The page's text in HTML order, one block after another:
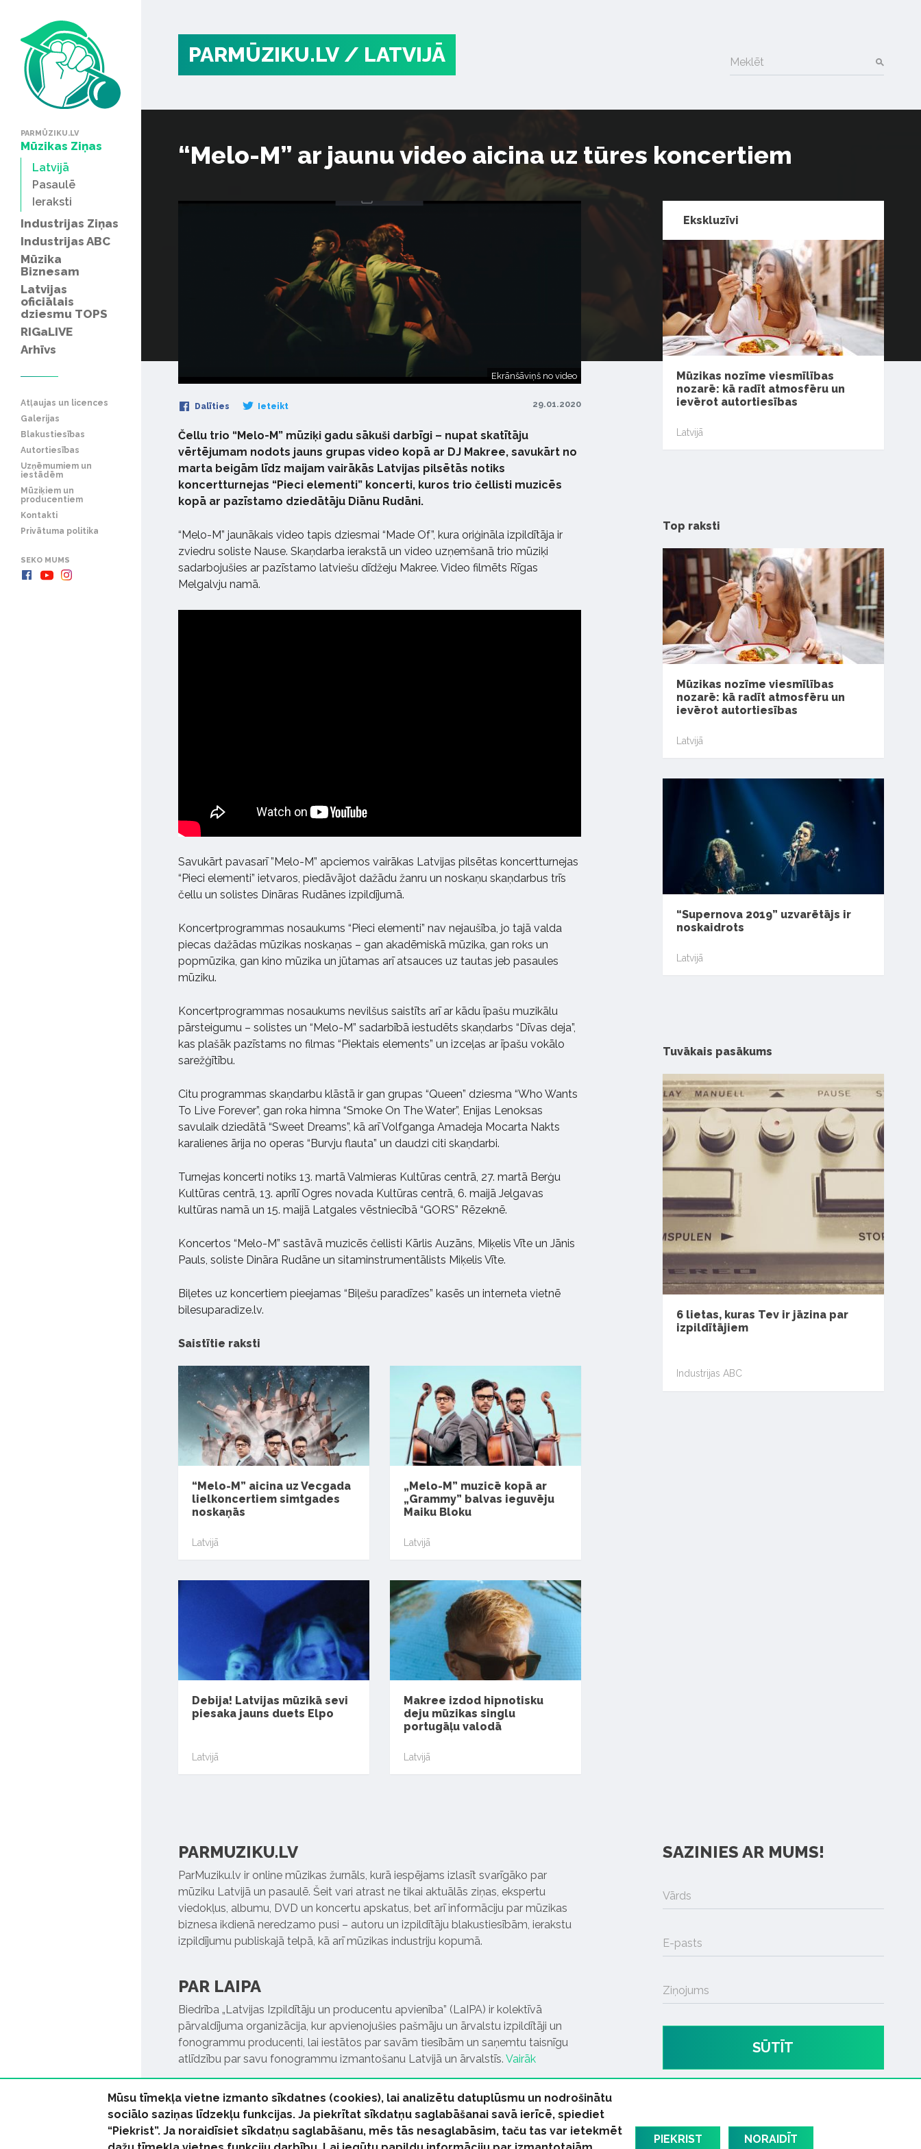
PARMŪZIKU.LV
Mūzikas Ziņas
Latvijā
Pasaulē
Ieraksti
Industrijas Ziņas
Industrijas ABC
Mūzika
Biznesam
Latvijas
oficiālais
dziesmu TOPS
RIGaLIVE
Arhīvs
Atļaujas un licences
Galerijas
Blakustiesības
Autortiesības
Uzņēmumiem un
iestādēm
Mūziķiem un
producentiem
Kontakti
Privātuma politika
SEKO MUMS
PARMŪZIKU.LV / LATVIJĀ Meklēt
“Melo-M” ar jaunu video aicina uz tūres koncertiem
Ekrānšāviņš no video
Dalīties Ieteikt 29.01.2020
Čellu trio “Melo-M” mūziķi gadu sākuši darbīgi – nupat skatītāju
vērtējumam nodots jauns grupas video kopā ar DJ Makree, savukārt no
marta beigām līdz maijam vairākās Latvijas pilsētās notiks
koncertturnejas “Pieci elementi” koncerti, kuros trio čellisti muzicēs
kopā ar pazīstamo dziedātāju Diānu Rudāni.
“Melo-M” jaunākais video tapis dziesmai “Made Of”, kura oriģināla izpildītāja ir
zviedru soliste Nause. Skaņdarba ierakstā un video uzņemšanā trio mūziķi
sadarbojušies ar pazīstamo latviešu dīdžeju Makree. Video filmēts Rīgas
Melgalvju namā.
Savukārt pavasarī ”Melo-M” apciemos vairākas Latvijas pilsētas koncertturnejas
“Pieci elementi” ietvaros, piedāvājot dažādu žanru un noskaņu skaņdarbus trīs
čellu un solistes Dināras Rudānes izpildījumā.
Koncertprogrammas nosaukums “Pieci elementi” nav nejaušība, jo tajā valda
piecas dažādas mūzikas noskaņas – gan akadēmiskā mūzika, gan roks un
popmūzika, gan kino mūzika un jūtamas arī atsauces uz tautas jeb pasaules
mūziku.
Koncertprogrammas nosaukums nevilšus saistīts arī ar kādu īpašu muzikālu
pārsteigumu – solistes un “Melo-M” sadarbībā iestudēts skaņdarbs “Dīvas deja”,
kas plašāk pazīstams no filmas “Piektais elements” un izceļas ar īpašu vokālo
sarežģītību.
Citu programmas skaņdarbu klāstā ir gan grupas “Queen” dziesma “Who Wants
To Live Forever”, gan roka himna “Smoke On The Water”, Enijas Lenoksas
savulaik dziedātā “Sweet Dreams”, kā arī Volfganga Amadeja Mocarta Nakts
karalienes ārija no operas “Burvju flauta” un daudzi citi skaņdarbi.
Turnejas koncerti notiks 13. martā Valmieras Kultūras centrā, 27. martā Berģu
Kultūras centrā, 13. aprīlī Ogres novada Kultūras centrā, 6. maijā Jelgavas
kultūras namā un 15. maijā Latgales vēstniecībā “GORS” Rēzeknē.
Koncertos “Melo-M” sastāvā muzicēs čellisti Kārlis Auzāns, Miķelis Vīte un Jānis
Pauls, soliste Dināra Rudāne un sitaminstrumentālists Miķelis Vīte.
Biļetes uz koncertiem pieejamas “Biļešu paradīzes” kasēs un interneta vietnē
bilesuparadize.lv.
Saistītie raksti
“Melo-M” aicina uz Vecgada
lielkoncertiem simtgades
noskaņās
Latvijā
„Melo-M” muzicē kopā ar
„Grammy” balvas ieguvēju
Maiku Bloku
Latvijā
Debija! Latvijas mūzikā sevi
piesaka jauns duets Elpo
Latvijā
Makree izdod hipnotisku
deju mūzikas singlu
portugāļu valodā
Latvijā
Ekskluzīvi
Mūzikas nozīme viesmīlības
nozarē: kā radīt atmosfēru un
ievērot autortiesības
Latvijā
Top raksti
Mūzikas nozīme viesmīlības
nozarē: kā radīt atmosfēru un
ievērot autortiesības
Latvijā
“Supernova 2019” uzvarētājs ir
noskaidrots
Latvijā
Tuvākais pasākums
6 lietas, kuras Tev ir jāzina par
izpildītājiem
Industrijas ABC
PARMUZIKU.LV
ParMuziku.lv ir online mūzikas žurnāls, kurā iespējams izlasīt svarīgāko par
mūziku Latvijā un pasaulē. Šeit vari atrast ne tikai aktuālās ziņas, ekspertu
viedokļus, albumu, DVD un koncertu apskatus, bet arī informāciju par mūzikas
biznesa ikdienā neredzamo pusi – autoru un izpildītāju blakustiesībām, ierakstu
izpildījumu publiskajā telpā, kā arī mūzikas industriju kopumā.
PAR LAIPA
Biedrība „Latvijas Izpildītāju un producentu apvienība” (LaIPA) ir kolektīvā
pārvaldījuma organizācija, kur apvienojušies pašmāju un ārvalstu izpildītāji un
fonogrammu producenti, lai iestātos par savām tiesībām un saņemtu taisnīgu
atlīdzību par savu fonogrammu izmantošanu Latvijā un ārvalstīs. Vairāk
SAZINIES AR MUMS!
Vārds
E-pasts
Ziņojums
SŪTĪT
Mūsu tīmekļa vietne izmanto sīkdatnes (cookies), lai analizētu datuplūsmu un nodrošinātu
sociālo saziņas līdzekļu funkcijas. Ja piekrītat sīkdatņu saglabāšanai savā ierīcē, spiediet
“Piekrist”. Ja noraidīsiet sīkdatņu saglabāšanu, mēs tās nesaglabāsim, taču tas var ietekmēt
PIEKRIST NORAIDĪT